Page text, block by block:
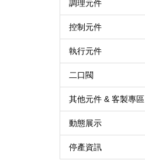
調理元件
控制元件
執行元件
二口閥
其他元件 & 客製專區
動態展示
停產資訊